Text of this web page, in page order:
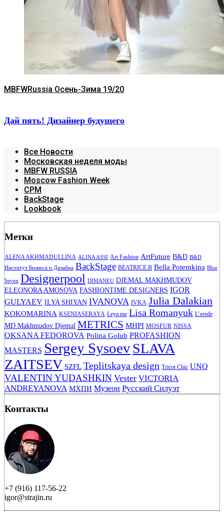
MBFWRussia Осень-Зима 19/20
Дай пять! Дизайнер будущего
Все Новости
Московская неделя моды
MBFW RUSSIA
Moscow Fashion Week
CPM
BackStage
Lookbook
Метки
ALENA AKHMADULLINA ALINA ASSI Art Fashion ArtFuture B&D B&D
Институт Бизнеса и Дизайна BackStage BEATRICE.B Bella Potemkina Blue
Seven Designerpool DIMANEU DJEMAL MAKHMUDOV
ELEONORA AMOSOVA FASHIONTIME DESIGNERS IGOR
GULYAEV ILYA SHIYAN IVANOVA IVKA Julia Dalakian
KOKOMARINA KSENIASERAYA Leya me Lisa Romanyuk L’erede
MD Makhmudov Djemal METRICS MHPI MOSFUR NISSA
OKSANA FEDOROVA Polina Golub PROFASHION
MASTERS Sergey SysoevSLAVA
ZAITSEV SZFL Teplitskaya design Tricot Chic UNQ
VALENTIN YUDASHKIN Vester VICTORIA
ANDREYANOVA МХПИ Музеон Русский Силуэт
Контакты
+7 (916) 117-56-22
igor@strajin.ru